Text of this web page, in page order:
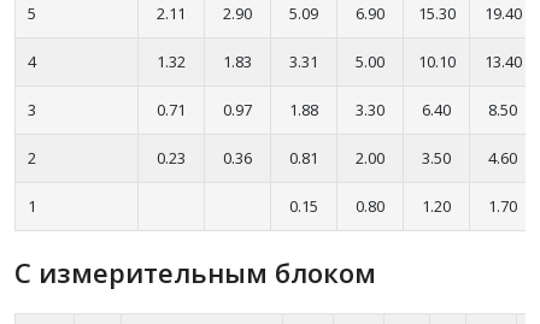
5 2.11 2.90 5.09 6.90 15.30 19.40
4 1.32 1.83 3.31 5.00 10.10 13.40
3 0.71 0.97 1.88 3.30 6.40 8.50
2 0.23 0.36 0.81 2.00 3.50 4.60
1 0.15 0.80 1.20 1.70
С измерительным блоком